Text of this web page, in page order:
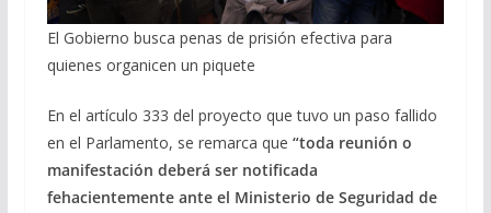
El Gobierno busca penas de prisión efectiva para
quienes organicen un piquete
En el artículo 333 del proyecto que tuvo un paso fallido
en el Parlamento, se remarca que “toda reunión o
manifestación deberá ser notificada
fehacientemente ante el Ministerio de Seguridad de